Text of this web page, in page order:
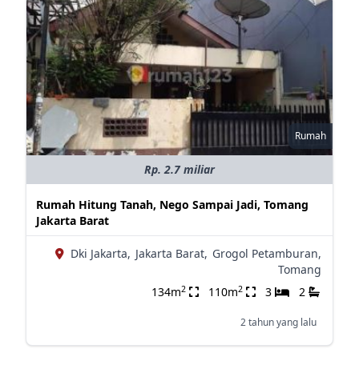
Rumah
Rp. 2.7 miliar
Rumah Hitung Tanah, Nego Sampai Jadi, Tomang
Jakarta Barat
Dki Jakarta, Jakarta Barat, Grogol Petamburan,
Tomang
134m2 110m2 3 2
2 tahun yang lalu